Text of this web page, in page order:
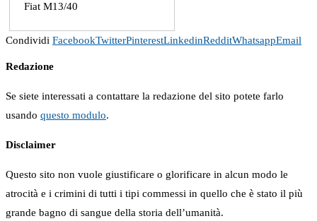
Fiat M13/40
Condividi FacebookTwitterPinterestLinkedinRedditWhatsappEmail
Redazione
Se siete interessati a contattare la redazione del sito potete farlo
usando questo modulo.
Disclaimer
Questo sito non vuole giustificare o glorificare in alcun modo le
atrocità e i crimini di tutti i tipi commessi in quello che è stato il più
grande bagno di sangue della storia dell’umanità.